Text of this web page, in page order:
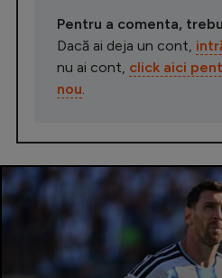
Pentru a comenta,
Dacă ai deja un cont,
nu ai cont, click aici
nou.